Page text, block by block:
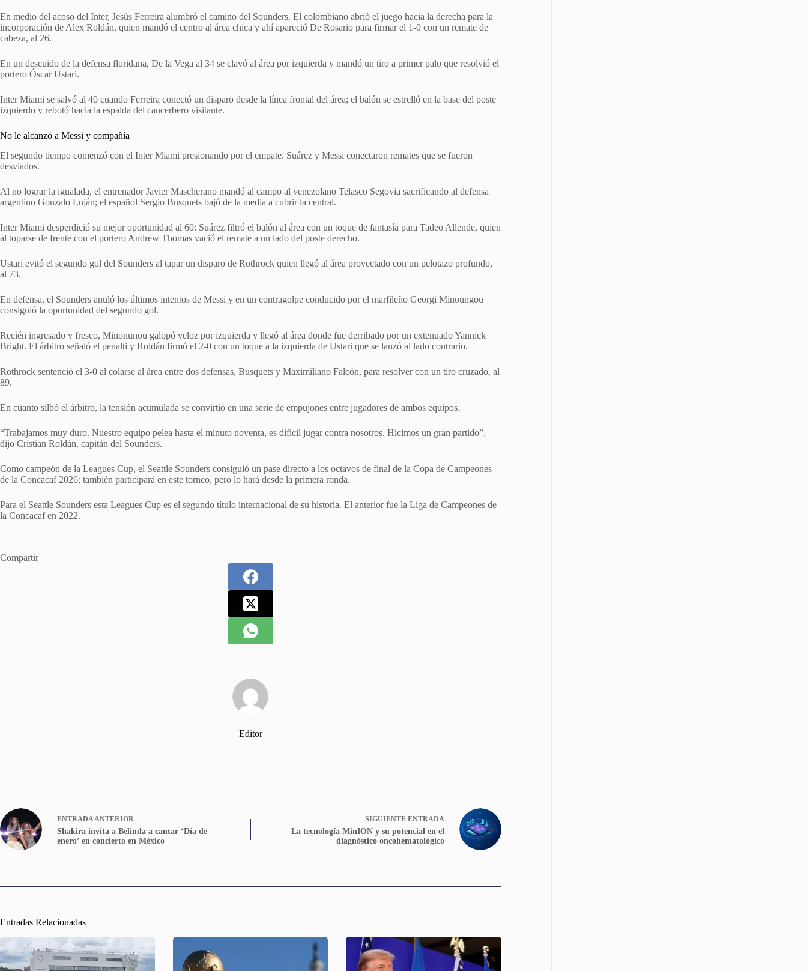
En medio del acoso del Inter, Jesús Ferreira alumbró el camino del Sounders. El colombiano abrió el juego hacia la derecha para la
incorporación de Alex Roldán, quien mandó el centro al área chica y ahí apareció De Rosario para firmar el 1-0 con un remate de
cabeza, al 26.
En un descuido de la defensa floridana, De la Vega al 34 se clavó al área por izquierda y mandó un tiro a primer palo que resolvió el
portero Óscar Ustari.
Inter Miami se salvó al 40 cuando Ferreira conectó un disparo desde la línea frontal del área; el balón se estrelló en la base del poste
izquierdo y rebotó hacia la espalda del cancerbero visitante.
No le alcanzó a Messi y compañía
El segundo tiempo comenzó con el Inter Miami presionando por el empate. Suárez y Messi conectaron remates que se fueron
desviados.
Al no lograr la igualada, el entrenador Javier Mascherano mandó al campo al venezolano Telasco Segovia sacrificando al defensa
argentino Gonzalo Luján; el español Sergio Busquets bajó de la media a cubrir la central.
Inter Miami desperdició su mejor oportunidad al 60: Suárez filtró el balón al área con un toque de fantasía para Tadeo Allende, quien
al toparse de frente con el portero Andrew Thomas vació el remate a un lado del poste derecho.
Ustari evitó el segundo gol del Sounders al tapar un disparo de Rothrock quien llegó al área proyectado con un pelotazo profundo,
al 73.
En defensa, el Sounders anuló los últimos intentos de Messi y en un contragolpe conducido por el marfileño Georgi Minoungou
consiguió la oportunidad del segundo gol.
Recién ingresado y fresco, Minonunou galopó veloz por izquierda y llegó al área donde fue derribado por un extenuado Yannick
Bright. El árbitro señaló el penalti y Roldán firmó el 2-0 con un toque a la izquierda de Ustari que se lanzó al lado contrario.
Rothrock sentenció el 3-0 al colarse al área entre dos defensas, Busquets y Maximiliano Falcón, para resolver con un tiro cruzado, al
89.
En cuanto silbó el árbitro, la tensión acumulada se convirtió en una serie de empujones entre jugadores de ambos equipos.
“Trabajamos muy duro. Nuestro equipo pelea hasta el minuto noventa, es difícil jugar contra nosotros. Hicimos un gran partido”,
dijo Cristian Roldán, capitán del Sounders.
Como campeón de la Leagues Cup, el Seattle Sounders consiguió un pase directo a los octavos de final de la Copa de Campeones
de la Concacaf 2026; también participará en este torneo, pero lo hará desde la primera ronda.
Para el Seattle Sounders esta Leagues Cup es el segundo título internacional de su historia. El anterior fue la Liga de Campeones de
la Concacaf en 2022.
Compartir
Editor
ENTRADAANTERIOR
Shakira invita a Belinda a cantar ‘Día de
enero’ en concierto en México
SIGUIENTE ENTRADA
La tecnología MinION y su potencial en el
diagnóstico oncohematológico
Entradas Relacionadas